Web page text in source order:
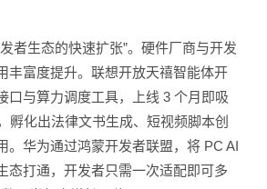
生态的快速扩张”。硬件厂商与开发
丰富度提升。联想开放天禧智能体开
口与算力调度工具，上线 3 个月即吸
孵化出法律文书生成、短视频脚本创
。华为通过鸿蒙开发者联盟，将 PC AI
态打通，开发者只需一次适配即可多